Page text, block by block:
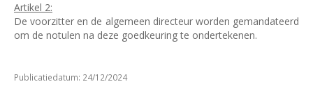
Artikel 2:
De voorzitter en de algemeen directeur worden gemandateerd
om de notulen na deze goedkeuring te ondertekenen.
Publicatiedatum: 24/12/2024